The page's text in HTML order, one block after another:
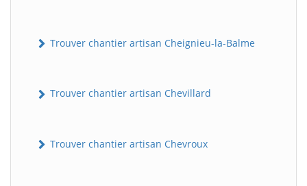
Trouver chantier artisan Cheignieu-la-Balme
Trouver chantier artisan Chevillard
Trouver chantier artisan Chevroux